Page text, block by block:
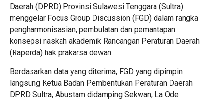
Daerah (DPRD) Provinsi Sulawesi Tenggara (Sultra)
menggelar Focus Group Discussion (FGD) dalam rangka
pengharmonisasian, pembulatan dan pemantapan
konsepsi naskah akademik Rancangan Peraturan Daerah
(Raperda) hak prakarsa dewan.
Berdasarkan data yang diterima, FGD yang dipimpin
langsung Ketua Badan Pembentukan Peraturan Daerah
DPRD Sultra, Abustam didamping Sekwan, La Ode